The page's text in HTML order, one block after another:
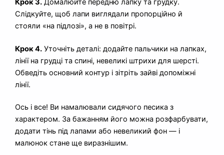
Крок 3. Домалюйте передню лапку та грудку.
Слідкуйте, щоб лапи виглядали пропорційно й
стояли «на підлозі», а не в повітрі.
Крок 4. Уточніть деталі: додайте пальчики на лапках,
лінії на грудці та спині, невеликі штрихи для шерсті.
Обведіть основний контур і зітріть зайві допоміжні
лінії.
Ось і все! Ви намалювали сидячого песика з
характером. За бажанням його можна розфарбувати,
додати тінь під лапами або невеликий фон — і
малюнок стане ще виразнішим.